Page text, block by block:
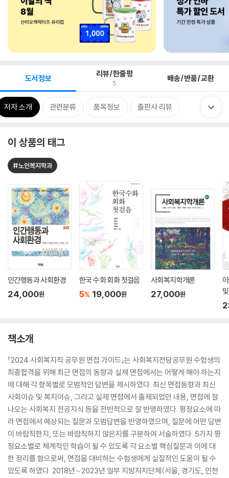
도서정보 리뷰/한줄평
5 배송/반품/교환
저자 소개 관련분류 품목정보 출판사 리뷰
이 상품의 태그
#노인복지학과
인간행동과 사회환경
24,000원
한국 수화 회화 첫걸음
5% 19,000원
사회복지학개론
27,000원
책소개
『2024 사회복지직 공무원 면접 가이드』는 사회복지전담공무원 수험생의
최종합격을 위해 최근 면접의 동향과 실제 면접에서는 어떻게 해야 하는지
에 대해 각 항목별로 모범적인 답변을 제시하였다. 최신 면접동향과 최신
사회이슈 및 복지이슈, 그리고 실제 면접에서 출제되었던 내용, 면접에 잘
나오는 사회복지 전공지식 등을 전반적으로 잘 반영하였다. 평정요소에 따
라 면접에서 예상되는 질문과 모범답변을 반영하였으며, 질문에 어떤 답변
이 바람직한지, 또는 바람직하지 않은지를 구분하여 서술하였다. 5가지 평
정요소별로 체계적인 학습이 될 수 있도록 각 요소별 핵심질문과 이에 대
한 정리를 함으로써, 면접을 대비하는 수험생에게 실질적인 도움이 될 수
있도록 하였다. 2018년∼2023년 일부 지방자치단체(서울, 경기도, 인천